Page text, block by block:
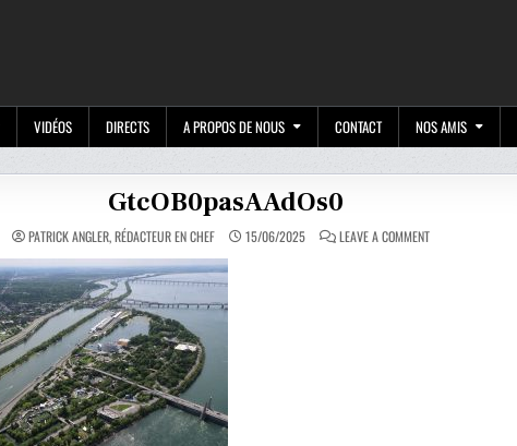
VIDÉOS DIRECTS A PROPOS DE NOUS CONTACT NOS AMIS
GtcOB0pasAAdOs0
PATRICK ANGLER, RÉDACTEUR EN CHEF 15/06/2025 LEAVE A COMMENTON
GTCOB0PASAADOS0